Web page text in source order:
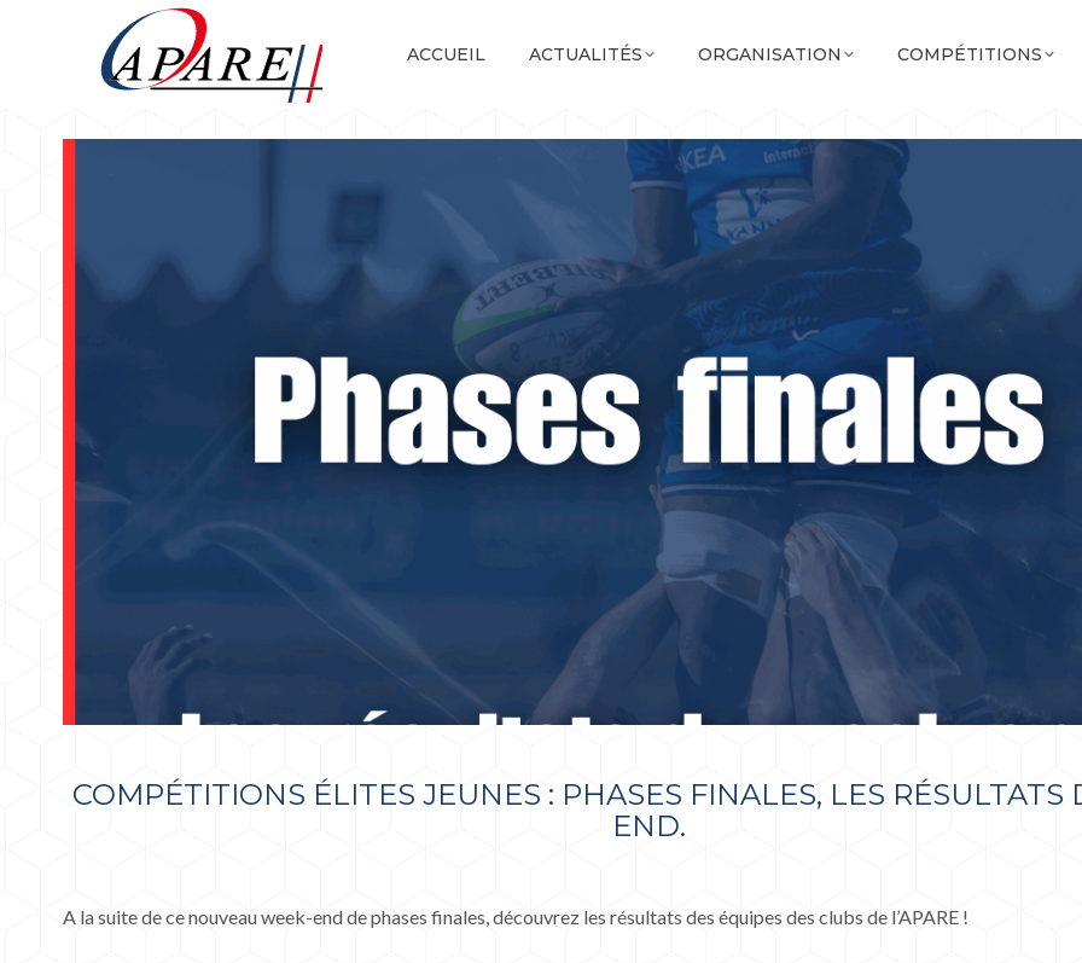
ACCUEIL ACTUALITÉS ORGANISATION COMPÉTITIONS
COMPÉTITIONS ÉLITES JEUNES : PHASES FINALES, LES RÉSULTATS
END.
A la suite de ce nouveau week-end de phases finales, découvrez les résultats des équipes des clubs de l’APARE !